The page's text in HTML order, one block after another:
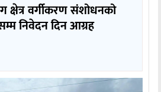
क्षेत्र वर्गीकरण संशोधनको
निवेदन दिन आग्रह